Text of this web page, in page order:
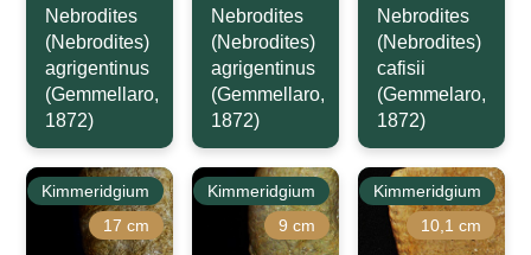
Nebrodites
(Nebrodites)
agrigentinus
(Gemmellaro,
1872)
Nebrodites
(Nebrodites)
agrigentinus
(Gemmellaro,
1872)
Nebrodites
(Nebrodites)
cafisii
(Gemmelaro,
1872)
Kimmeridgium
17 cm
Kimmeridgium
9 cm
Kimmeridgium
10,1 cm